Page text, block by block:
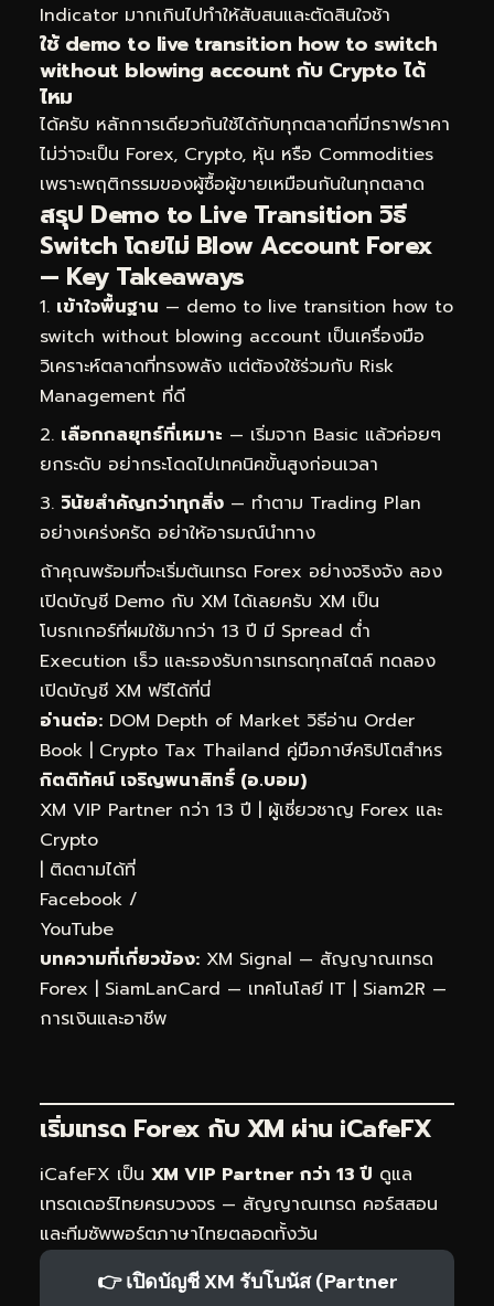
Indicator มากเกินไปทำให้สับสนและตัดสินใจช้า
ใช้ demo to live transition how to switch
without blowing account กับ Crypto ได้
ไหม
ได้ครับ หลักการเดียวกันใช้ได้กับทุกตลาดที่มีกราฟราคา
ไม่ว่าจะเป็น Forex, Crypto, หุ้น หรือ Commodities
เพราะพฤติกรรมของผู้ซื้อผู้ขายเหมือนกันในทุกตลาด
สรุป Demo to Live Transition วิธี
Switch โดยไม่ Blow Account Forex
— Key Takeaways
เข้าใจพื้นฐาน — demo to live transition how to
switch without blowing account เป็นเครื่องมือ
วิเคราะห์ตลาดที่ทรงพลัง แต่ต้องใช้ร่วมกับ Risk
Management ที่ดี
เลือกกลยุทธ์ที่เหมาะ — เริ่มจาก Basic แล้วค่อยๆ
ยกระดับ อย่ากระโดดไปเทคนิคขั้นสูงก่อนเวลา
วินัยสำคัญกว่าทุกสิ่ง — ทำตาม Trading Plan
อย่างเคร่งครัด อย่าให้อารมณ์นำทาง
ถ้าคุณพร้อมที่จะเริ่มต้นเทรด Forex อย่างจริงจัง ลอง
เปิดบัญชี Demo กับ XM ได้เลยครับ XM เป็น
โบรกเกอร์ที่ผมใช้มากว่า 13 ปี มี Spread ต่ำ
Execution เร็ว และรองรับการเทรดทุกสไตล์ ทดลอง
เปิดบัญชี XM ฟรีได้ที่นี่
อ่านต่อ: DOM Depth of Market วิธีอ่าน Order
Book | Crypto Tax Thailand คู่มือภาษีคริปโตสำหร
กิตติทัศน์ เจริญพนาสิทธิ์ (อ.บอม)
XM VIP Partner กว่า 13 ปี | ผู้เชี่ยวชาญ Forex และ
Crypto
| ติดตามได้ที่
Facebook /
YouTube
บทความที่เกี่ยวข้อง: XM Signal — สัญญาณเทรด
Forex | SiamLanCard — เทคโนโลยี IT | Siam2R —
การเงินและอาชีพ
เริ่มเทรด Forex กับ XM ผ่าน iCafeFX
iCafeFX เป็น XM VIP Partner กว่า 13 ปี ดูแล
เทรดเดอร์ไทยครบวงจร — สัญญาณเทรด คอร์สสอน
และทีมซัพพอร์ตภาษาไทยตลอดทั้งวัน
👉 เปิดบัญชี XM รับโบนัส (Partner